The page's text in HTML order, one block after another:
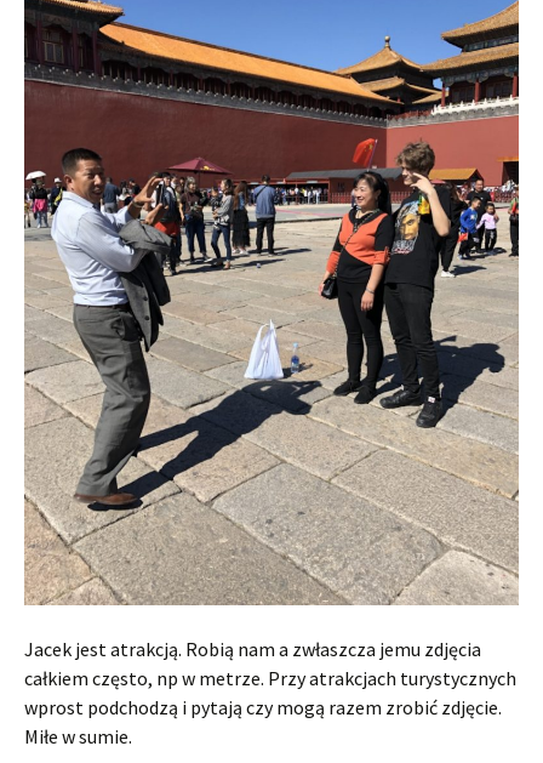
Jacek jest atrakcją. Robią nam a zwłaszcza jemu zdjęcia
całkiem często, np w metrze. Przy atrakcjach turystycznych
wprost podchodzą i pytają czy mogą razem zrobić zdjęcie.
Miłe w sumie.